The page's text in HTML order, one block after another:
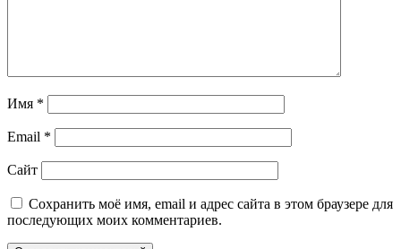
Имя *
Email *
Сайт
Сохранить моё имя, email и адрес сайта в этом браузере для
последующих моих комментариев.